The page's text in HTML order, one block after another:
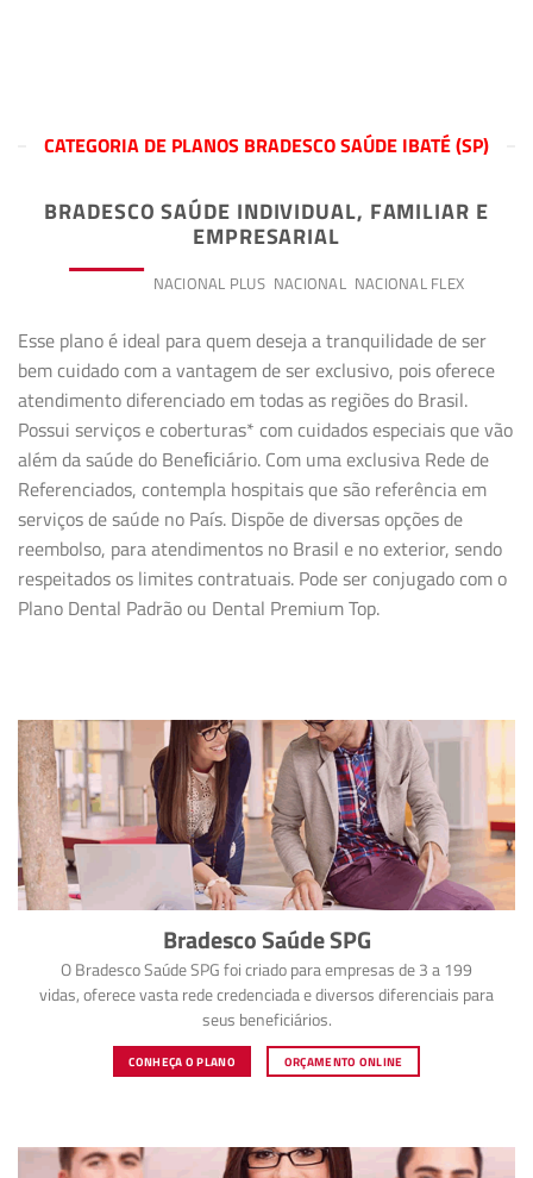
CATEGORIA DE PLANOS BRADESCO SAÚDE IBATÉ (SP)
BRADESCO SAÚDE INDIVIDUAL, FAMILIAR E
EMPRESARIAL
NACIONAL PLUS NACIONAL NACIONAL FLEX
Esse plano é ideal para quem deseja a tranquilidade de ser
bem cuidado com a vantagem de ser exclusivo, pois oferece
atendimento diferenciado em todas as regiões do Brasil.
Possui serviços e coberturas* com cuidados especiais que vão
além da saúde do Beneﬁciário. Com uma exclusiva Rede de
Referenciados, contempla hospitais que são referência em
serviços de saúde no País. Dispõe de diversas opções de
reembolso, para atendimentos no Brasil e no exterior, sendo
respeitados os limites contratuais. Pode ser conjugado com o
Plano Dental Padrão ou Dental Premium Top.
Bradesco Saúde SPG
O Bradesco Saúde SPG foi criado para empresas de 3 a 199
vidas, oferece vasta rede credenciada e diversos diferenciais para
seus beneficiários.
CONHEÇA O PLANO ORÇAMENTO ONLINE